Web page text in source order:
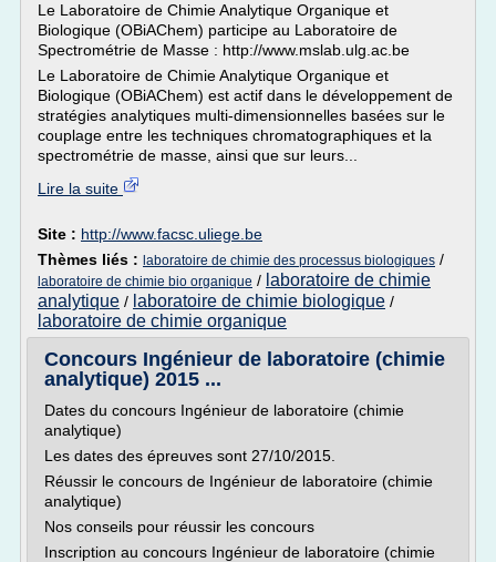
Le Laboratoire de Chimie Analytique Organique et
Biologique (OBiAChem) participe au Laboratoire de
Spectrométrie de Masse : http://www.mslab.ulg.ac.be
Le Laboratoire de Chimie Analytique Organique et
Biologique (OBiAChem) est actif dans le développement de
stratégies analytiques multi-dimensionnelles basées sur le
couplage entre les techniques chromatographiques et la
spectrométrie de masse, ainsi que sur leurs...
Lire la suite
Site : http://www.facsc.uliege.be
Thèmes liés : laboratoire de chimie des processus biologiques /
laboratoire de chimie bio organique / laboratoire de chimie
analytique / laboratoire de chimie biologique /
laboratoire de chimie organique
Concours Ingénieur de laboratoire (chimie
analytique) 2015 ...
Dates du concours Ingénieur de laboratoire (chimie
analytique)
Les dates des épreuves sont 27/10/2015.
Réussir le concours de Ingénieur de laboratoire (chimie
analytique)
Nos conseils pour réussir les concours
Inscription au concours Ingénieur de laboratoire (chimie